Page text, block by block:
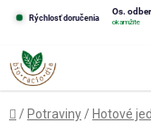
obsah
Rýchlosť doručenia
Os.
okamžite
Domov
/ Potraviny / Hotové